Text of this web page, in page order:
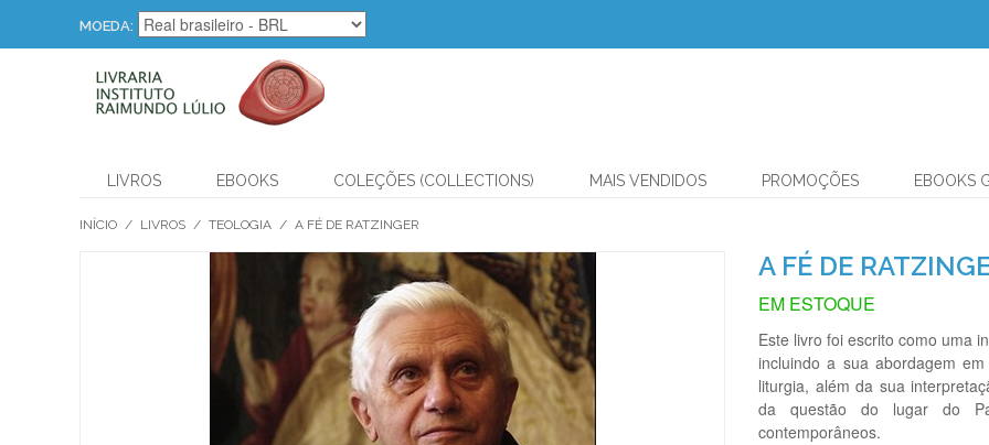
MOEDA:
LIVROS EBOOKS COLEÇÕES (COLLECTIONS) MAIS VENDIDOS PROMOÇÕES EBOOKS
INÍCIO / LIVROS / TEOLOGIA / A FÉ DE RATZINGER
A FÉ DE
EM ESTOQUE
Este livro foi escrito como uma
incluindo a sua abordagem
liturgia, além da sua
da questão do lugar do
contemporâneos.